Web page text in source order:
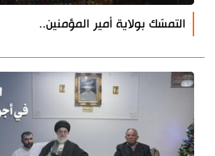
التمسّك بولاية أمير المؤمنين..